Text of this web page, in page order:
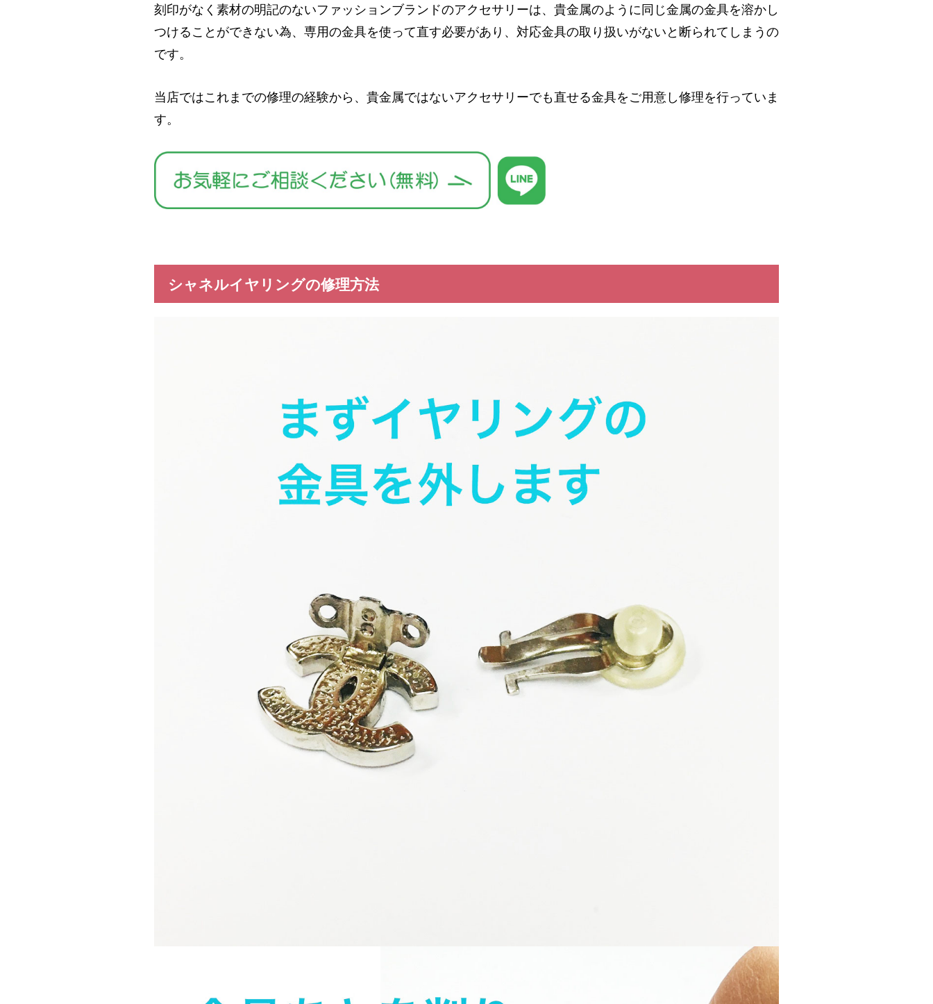
修理メニュー 修理実例
ブログ プライバシーポリシー
刻印がなく素材の明記のないファッションブランドのアクセサリーは、貴金属のように同じ金属の金具を溶かし
つけることができない為、専用の金具を使って直す必要があり、対応金具の取り扱いがないと断られてしまうの
です。
当店ではこれまでの修理の経験から、貴金属ではないアクセサリーでも直せる金具をご用意し修理を行っていま
す。
シャネルイヤリングの修理方法